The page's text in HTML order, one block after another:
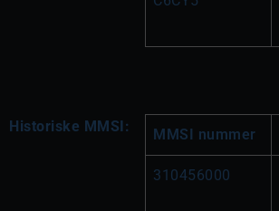
Historiske MMSI: MMSI nummer
310456000